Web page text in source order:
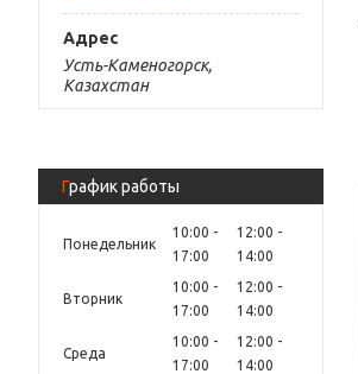
Усть-Каменогорск,
Казахстан
График работы
Понедельник
10:00
17:00
12:00
14:00
Вторник
10:00
17:00
12:00
14:00
Среда
10:00
17:00
12:00
14:00